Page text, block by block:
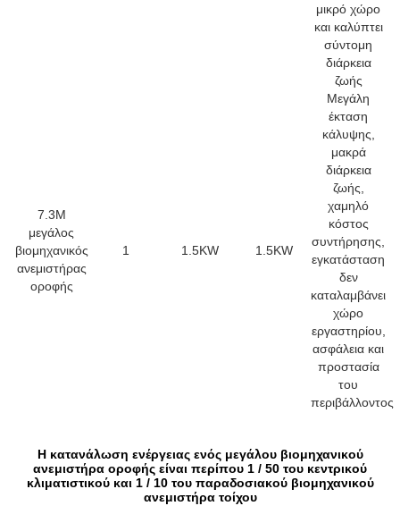
μικρό χώρο
και καλύπτει
σύντομη
διάρκεια
ζωής
7.3M
μεγάλος
βιομηχανικός
ανεμιστήρας
οροφής
1 1.5KW 1.5KW
Μεγάλη
έκταση
κάλυψης,
μακρά
διάρκεια
ζωής,
χαμηλό
κόστος
συντήρησης,
εγκατάσταση
δεν
καταλαμβάνει
χώρο
εργαστηρίου,
ασφάλεια και
προστασία
του
περιβάλλοντος
Η κατανάλωση ενέργειας ενός μεγάλου βιομηχανικού
ανεμιστήρα οροφής είναι περίπου 1 / 50 του κεντρικού
κλιματιστικού και 1 / 10 του παραδοσιακού βιομηχανικού
ανεμιστήρα τοίχου